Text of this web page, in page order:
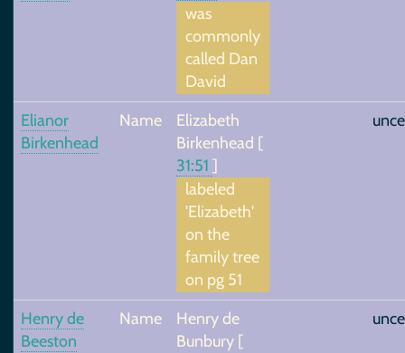
was
commonly
called Dan
David
Elianor
Birkenhead
Name
Elizabeth
Birkenhead [
31:51 ]
labeled
'Elizabeth'
on the
family tree
on pg 51
Henry de
Beeston
Name
Henry de
Bunbury [